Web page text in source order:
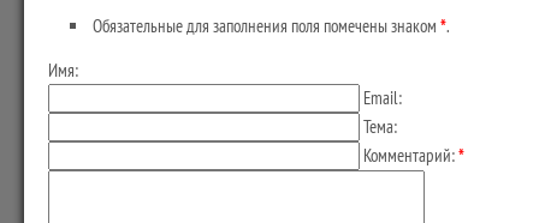
Обязательные для заполнения поля помечены знаком *.
Имя:
Email:
Тема:
Комментарий:*